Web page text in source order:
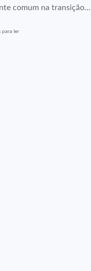
comum na transição...
para ler